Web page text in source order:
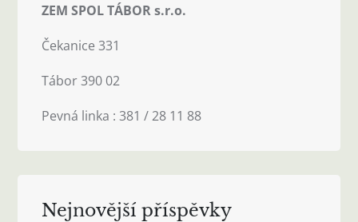
ZEM SPOL TÁBOR s.r.o.
Čekanice 331
Tábor 390 02
Pevná linka : 381 / 28 11 88
Nejnovější příspěvky